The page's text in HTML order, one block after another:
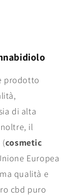
prodotto
di alta
il
(cosmetic
Europea
qualità e
cbd puro